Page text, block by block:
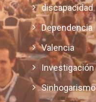
discapacidad
Dependencia
Valencia
Investigación
Sinhogarismo